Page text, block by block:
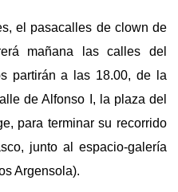
el pasacalles de clown de
mañana las calles del
partirán a las 18.00, de la
de Alfonso I, la plaza del
para terminar su recorrido
junto al espacio-galería
Argensola).